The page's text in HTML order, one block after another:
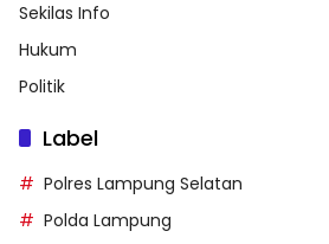
Sekilas Info
Hukum
Politik
Label
Polres Lampung Selatan
Polda Lampung